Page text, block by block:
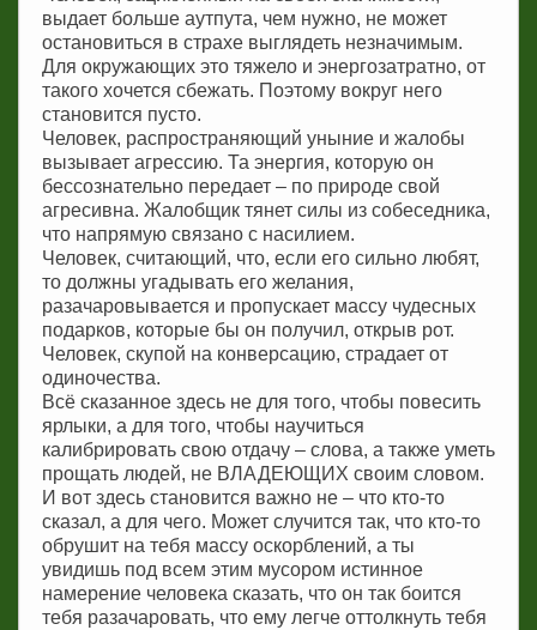
выдает больше аутпута, чем нужно, не может
остановиться в страхе выглядеть незначимым.
Для окружающих это тяжело и энергозатратно, от
такого хочется сбежать. Поэтому вокруг него
становится пусто.
Человек, распространяющий уныние и жалобы
вызывает агрессию. Та энергия, которую он
бессознательно передает – по природе свой
агресивна. Жалобщик тянет силы из собеседника,
что напрямую связано с насилием.
Человек, считающий, что, если его сильно любят,
то должны угадывать его желания,
разачаровывается и пропускает массу чудесных
подарков, которые бы он получил, открыв рот.
Человек, скупой на конверсацию, страдает от
одиночества.
Всё сказанное здесь не для того, чтобы повесить
ярлыки, а для того, чтобы научиться
калибрировать свою отдачу – слова, а также уметь
прощать людей, не ВЛАДЕЮЩИХ своим словом.
И вот здесь становится важно не – что кто-то
сказал, а для чего. Может случится так, что кто-то
обрушит на тебя массу оскорблений, а ты
увидишь под всем этим мусором истинное
намерение человека сказать, что он так боится
тебя разачаровать, что ему легче оттолкнуть тебя